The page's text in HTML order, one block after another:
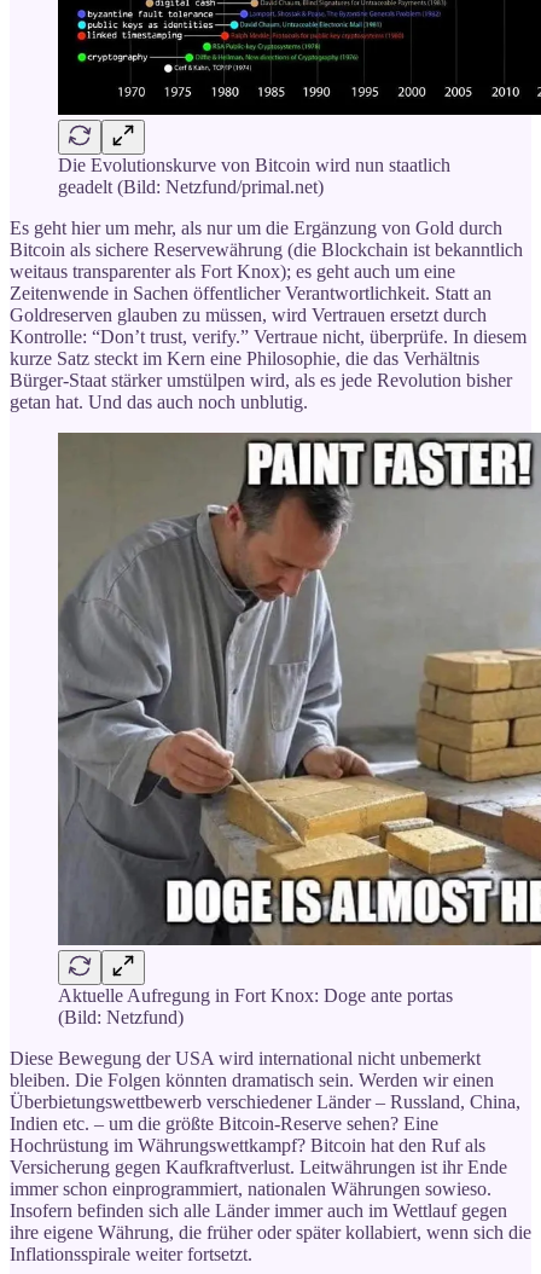
Die Evolutionskurve von Bitcoin wird nun staatlich
geadelt (Bild: Netzfund/primal.net)
Es geht hier um mehr, als nur um die Ergänzung von Gold durch
Bitcoin als sichere Reservewährung (die Blockchain ist bekanntlich
weitaus transparenter als Fort Knox); es geht auch um eine
Zeitenwende in Sachen öffentlicher Verantwortlichkeit. Statt an
Goldreserven glauben zu müssen, wird Vertrauen ersetzt durch
Kontrolle: “Don’t trust, verify.” Vertraue nicht, überprüfe. In diesem
kurze Satz steckt im Kern eine Philosophie, die das Verhältnis
Bürger-Staat stärker umstülpen wird, als es jede Revolution bisher
getan hat. Und das auch noch unblutig.
Aktuelle Aufregung in Fort Knox: Doge ante portas
(Bild: Netzfund)
Diese Bewegung der USA wird international nicht unbemerkt
bleiben. Die Folgen könnten dramatisch sein. Werden wir einen
Überbietungswettbewerb verschiedener Länder – Russland, China,
Indien etc. – um die größte Bitcoin-Reserve sehen? Eine
Hochrüstung im Währungswettkampf? Bitcoin hat den Ruf als
Versicherung gegen Kaufkraftverlust. Leitwährungen ist ihr Ende
immer schon einprogrammiert, nationalen Währungen sowieso.
Insofern befinden sich alle Länder immer auch im Wettlauf gegen
ihre eigene Währung, die früher oder später kollabiert, wenn sich die
Inflationsspirale weiter fortsetzt.